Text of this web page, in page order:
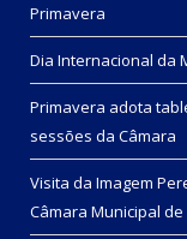
Primavera
Dia Internacional da
Primavera adota
sessões da Câmara
Visita da Imagem
Câmara Municipal